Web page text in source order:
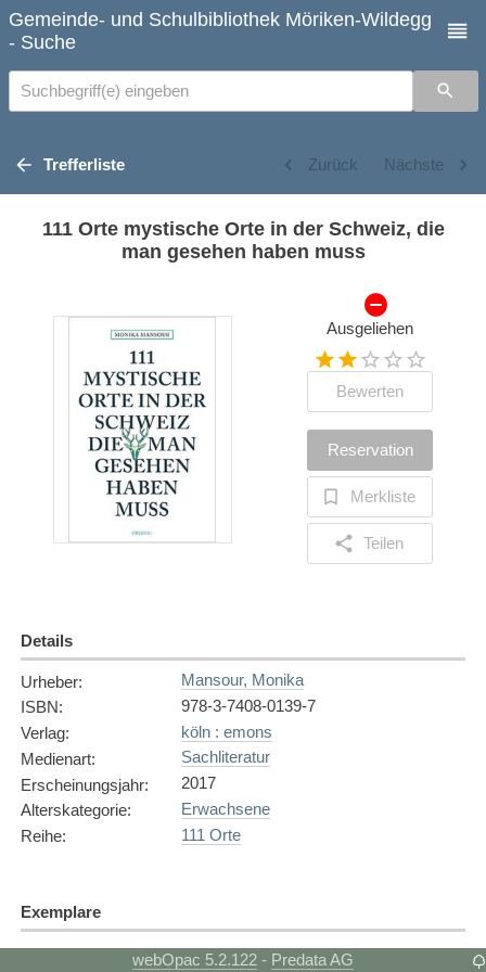
Gemeinde- und Schulbibliothek Möriken-Wildegg
- Suche
Suchbegriff(e) eingeben
Trefferliste Zurück Nächste
111 Orte mystische Orte in der Schweiz, die
man gesehen haben muss
Ausgeliehen
Bewerten
Reservation
Merkliste
Teilen
Details
Urheber:
Mansour, Monika
ISBN:
978-3-7408-0139-7
Verlag:
köln : emons
Medienart:
Sachliteratur
Erscheinungsjahr:
2017
Alterskategorie:
Erwachsene
Reihe: 111 Orte
Exemplare
webOpac 5.2.122 - Predata AG